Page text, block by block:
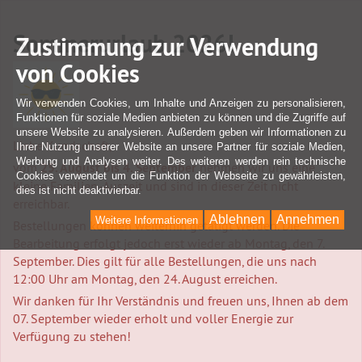
Sommerurlaub 2026!
Liebe Kundschaft,
vom25. August bis 4. Septembernehmen wir uns eine
kleine Familien-Auszeit und sind in dieser Zeit nicht
Bestellungen können weiterhin getätigt werden. Die
September. Dies gilt für alle Bestellungen, die uns nach
12:00 Uhr am Montag, den 24. August erreichen.
Wir danken für Ihr Verständnis und freuen uns, Ihnen ab dem
07. September wieder erholt und voller Energie zur
Verfügung zu stehen!
Zustimmung zur Verwendung
von Cookies
Wir verwenden Cookies, um Inhalte und Anzeigen zu personalisieren,
Funktionen für soziale Medien anbieten zu können und die Zugriffe auf
unsere Website zu analysieren. Außerdem geben wir Informationen zu
Ihrer Nutzung unserer Website an unsere Partner für soziale Medien,
Werbung und Analysen weiter. Des weiteren werden rein technische
Cookies verwendet um die Funktion der Webseite zu gewährleisten,
dies ist nicht deaktivierbar.
Annehmen
Ablehnen
Weitere Informationen